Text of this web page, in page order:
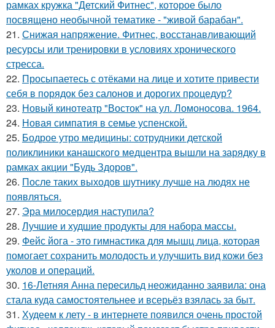
рамках кружка "Детский Фитнес", которое было
посвящено необычной тематике - "живой барабан".
21. Снижая напряжение. Фитнес, восстанавливающий
ресурсы или тренировки в условиях хронического
стресса.
22. Просыпаетесь с отёками на лице и хотите привести
себя в порядок без салонов и дорогих процедур?
23. Новый кинотеатр "Восток" на ул. Ломоносова. 1964.
24. Новая симпатия в семье успенской.
25. Бодрое утро медицины: сотрудники детской
поликлиники канашского медцентра вышли на зарядку в
рамках акции "Будь Здоров".
26. После таких выходов шутнику лучше на людях не
появляться.
27. Эра милосердия наступила?
28. Лучшие и худшие продукты для набора массы.
29. Фейс йога - это гимнастика для мышц лица, которая
помогает сохранить молодость и улучшить вид кожи без
уколов и операций.
30. 16-Летняя Анна пересильд неожиданно заявила: она
стала куда самостоятельнее и всерьёз взялась за быт.
31. Худеем к лету - в интернете появился очень простой